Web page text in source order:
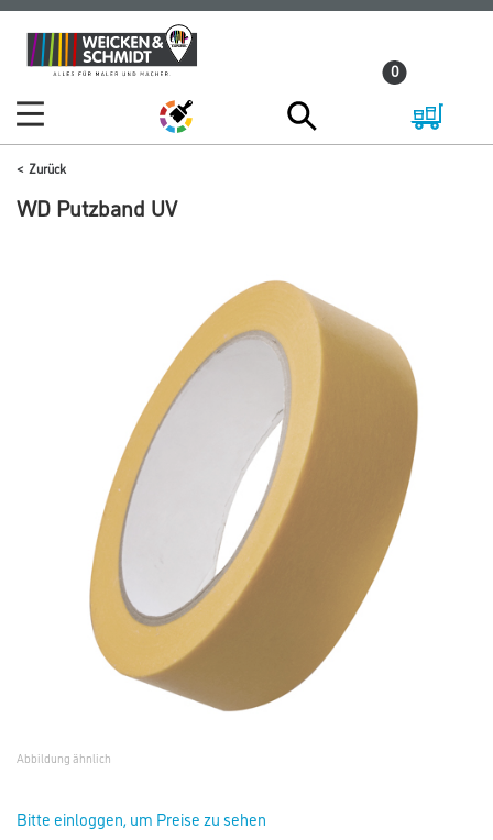
Zum
Inhalt
Zum
Navigationsmenü
0
Zurück
WD Putzband UV
Abbildung ähnlich
Bitte einloggen, um Preise zu sehen